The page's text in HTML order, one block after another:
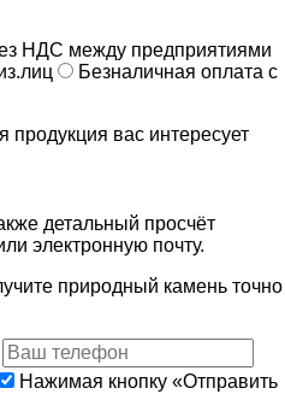
НДС между предприятиями
Безналичная оплата с
вас интересует
детальный просчёт
электронную почту.
природный камень точно
Нажимая кнопку «Отправить